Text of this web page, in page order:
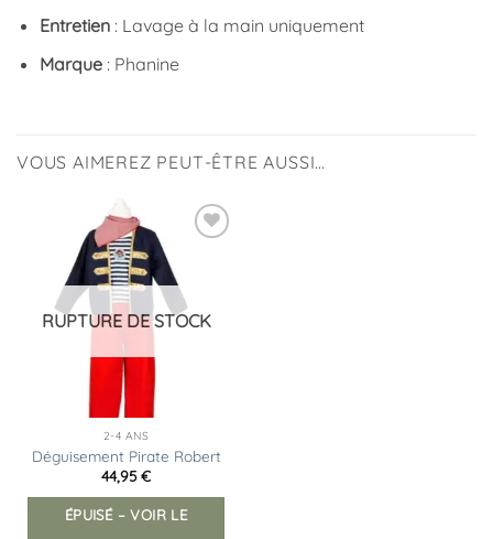
Entretien: Lavage à la main uniquement
Marque: Phanine
VOUS AIMEREZ PEUT-ÊTRE AUSSI…
d’envies
RUPTURE DE STOCK
2-4 ANS
Déguisement Pirate Robert
44,95€
ÉPUISÉ – VOIR LE